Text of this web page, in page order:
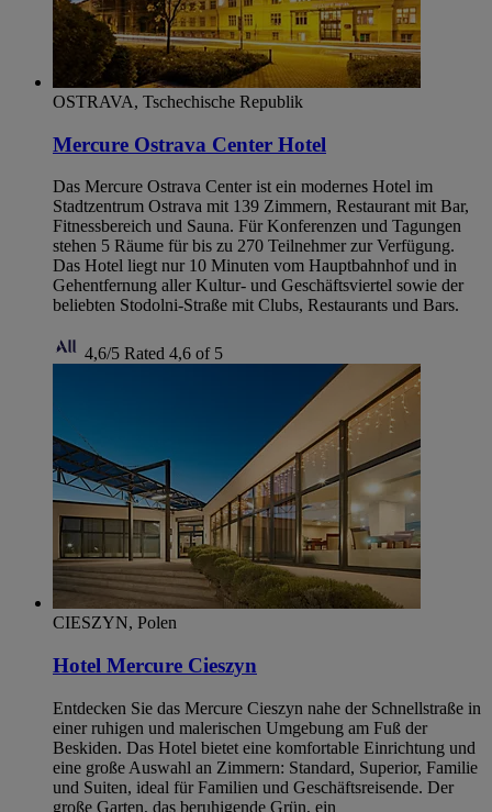
OSTRAVA, Tschechische Republik
Mercure Ostrava Center Hotel
Das Mercure Ostrava Center ist ein modernes Hotel im
Stadtzentrum Ostrava mit 139 Zimmern, Restaurant mit Bar,
Fitnessbereich und Sauna. Für Konferenzen und Tagungen
stehen 5 Räume für bis zu 270 Teilnehmer zur Verfügung.
Das Hotel liegt nur 10 Minuten vom Hauptbahnhof und in
Gehentfernung aller Kultur- und Geschäftsviertel sowie der
beliebten Stodolni-Straße mit Clubs, Restaurants und Bars.
4,6/5 Rated 4,6 of 5
CIESZYN, Polen
Hotel Mercure Cieszyn
Entdecken Sie das Mercure Cieszyn nahe der Schnellstraße in
einer ruhigen und malerischen Umgebung am Fuß der
Beskiden. Das Hotel bietet eine komfortable Einrichtung und
eine große Auswahl an Zimmern: Standard, Superior, Familie
und Suiten, ideal für Familien und Geschäftsreisende. Der
große Garten, das beruhigende Grün, ein